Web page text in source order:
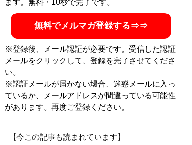
ます。無料・10秒で完了です。
無料でメルマガ登録する⇒⇒
※登録後、メール認証が必要です。受信した認証
メールをクリックして、登録を完了させてくださ
い。
※認証メールが届かない場合、迷惑メールに入っ
ているか、メールアドレスが間違っている可能性
があります。再度ご登録ください。
【今この記事も読まれています】